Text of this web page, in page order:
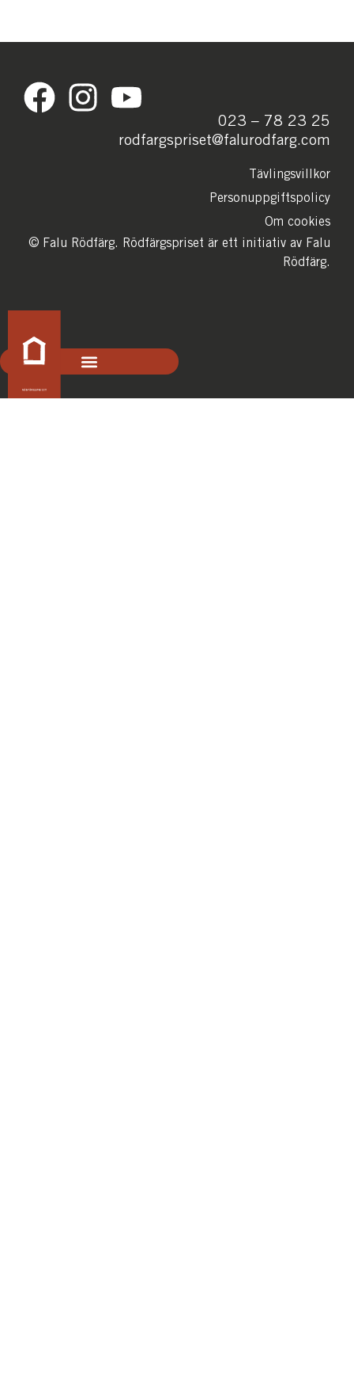
023 – 78 23 25
rodfargspriset@falurodfarg.com
Tävlingsvillkor
Personuppgiftspolicy
Om cookies
© Falu Rödfärg. Rödfärgspriset är ett initiativ av Falu
Rödfärg.